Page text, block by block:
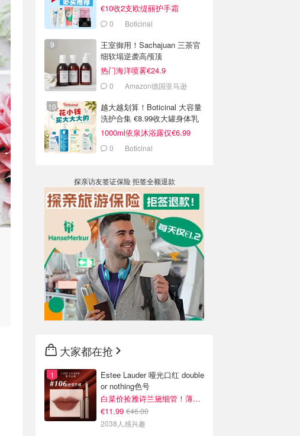
€10收2支欧缇丽护手霜
0 Boticinal
王室御用！Sachajuan 三茶官
细软塌逆袭高颅顶
热门海洋喷雾€24.9
0 Amazon德国亚马逊
越大越划算！Boticinal 大容量
洗护合集 €8.99收大罐身体乳
1000ml依泉沐浴露仅€6.99
0 Boticinal
探亲访友签证保险 拒签全额退款
大家都在抢
Estee Lauder 哑光口红 double
or nothing色号
白菜价捡雅诗兰黛细管！薄涂没毛病
€11.99 €46.00
2038人感兴趣